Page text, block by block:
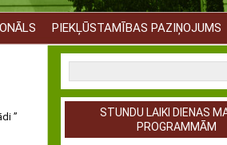
PIEKĻŪSTAMĪBAS PAZIŅOJUMS
”
STUNDU LAIKI DIENAS
PROGRAMMĀM